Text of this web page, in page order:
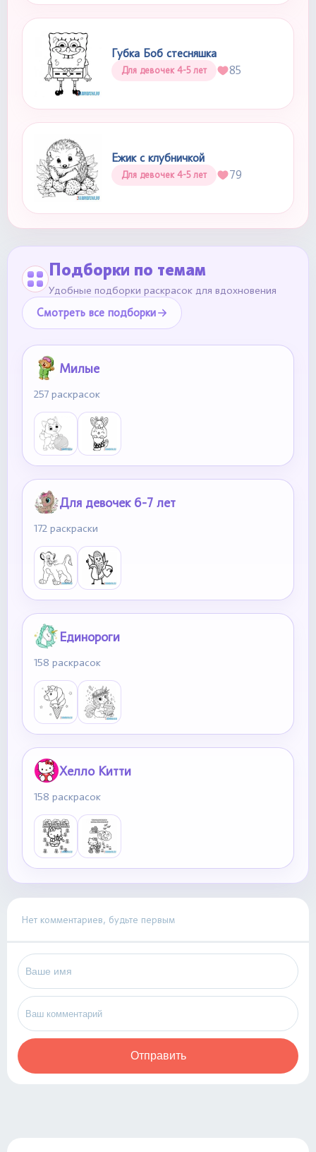
Губка Боб стесняшка
Для девочек 4-5 лет 85
Ежик с клубничкой
Для девочек 4-5 лет 79
Подборки по темам
Удобные подборки раскрасок для вдохновения
Смотреть все подборки
Милые
257 раскрасок
Для девочек 6-7 лет
172 раскраски
Единороги
158 раскрасок
Хелло Китти
158 раскрасок
Нет комментариев, будьте первым
Отправить